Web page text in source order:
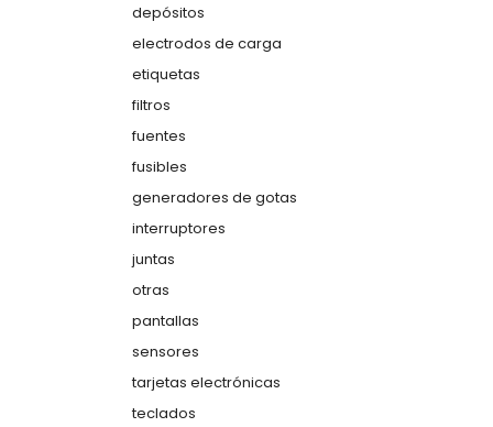
depósitos
electrodos de carga
etiquetas
filtros
fuentes
fusibles
generadores de gotas
interruptores
juntas
otras
pantallas
sensores
tarjetas electrónicas
teclados